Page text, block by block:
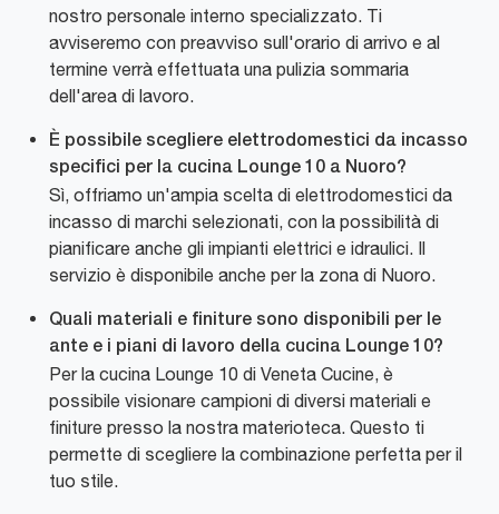
nostro personale interno specializzato. Ti
avviseremo con preavviso sull'orario di arrivo e al
termine verrà effettuata una pulizia sommaria
dell'area di lavoro.
È possibile scegliere elettrodomestici da incasso
specifici per la cucina Lounge 10 a Nuoro?
Sì, offriamo un'ampia scelta di elettrodomestici da
incasso di marchi selezionati, con la possibilità di
pianificare anche gli impianti elettrici e idraulici. Il
servizio è disponibile anche per la zona di Nuoro.
Quali materiali e finiture sono disponibili per le
ante e i piani di lavoro della cucina Lounge 10?
Per la cucina Lounge 10 di Veneta Cucine, è
possibile visionare campioni di diversi materiali e
finiture presso la nostra materioteca. Questo ti
permette di scegliere la combinazione perfetta per il
tuo stile.